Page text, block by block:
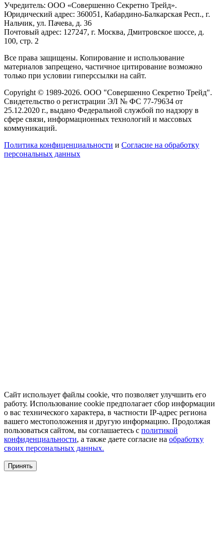
Учредитель: ООО «Совершенно Секретно Трейд».
Юридический адрес: 360051, Кабардино-Балкарская Респ., г.
Нальчик, ул. Пачева, д. 36
Почтовый адрес: 127247, г. Москва, Дмитровское шоссе, д.
100, стр. 2
Все права защищены. Копирование и использование
материалов запрещено, частичное цитирование возможно
только при условии гиперссылки на сайт.
Copyright © 1989-2026. ООО "Совершенно Секретно Трейд".
Свидетельство о регистрации ЭЛ № ФС 77-79634 от
25.12.2020 г., выдано Федеральной службой по надзору в
сфере связи, информационных технологий и массовых
коммуникаций.
Политика конфиценциальности и Согласие на обработку
персональных данных
Сайт использует файлы cookie, что позволяет улучшить его
работу. Использование cookie предполагает сбор информации
о вас технического характера, в частности IP-адрес региона
вашего местоположения и другую информацию. Продолжая
пользоваться сайтом, вы соглашаетесь с политикой
конфиденциальности, а также даете согласие на обработку
своих персональных данных.
Принять